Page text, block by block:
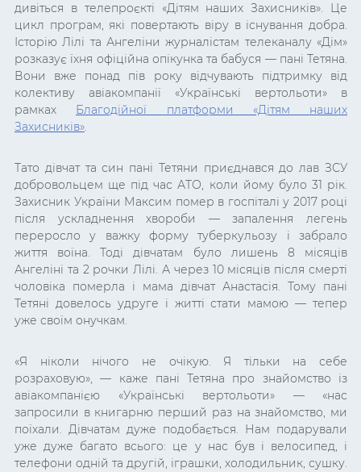
дивіться в телепроєкті «Дітям наших Захисників». Це
цикл програм, які повертають віру в існування добра.
Історію Лілі та Ангеліни журналістам телеканалу «Дім»
розказує їхня офіційна опікунка та бабуся — пані Тетяна.
Вони вже понад пів року відчувають підтримку від
колективу авіакомпанії «Українські вертольоти» в
рамках Благодійної платформи «Дітям наших
Захисників».
Тато дівчат та син пані Тетяни приєднався до лав ЗСУ
добровольцем ще під час АТО, коли йому було 31 рік.
Захисник України Максим помер в госпіталі у 2017 році
після ускладнення хвороби —запалення легень
переросло у важку форму туберкульозу і забрало
життя воїна. Тоді дівчатам було лишень 8 місяців
Ангеліні та 2 рочки Лілі. А через 10 місяців після смерті
чоловіка померла і мама дівчат Анастасія. Тому пані
Тетяні довелось удруге і житті стати мамою— тепер
уже своїм онучкам.
«Я ніколи нічого не очікую. Я тільки на себе
розраховую»,— каже пані Тетяна про знайомство із
авіакомпанією «Українські вертольоти» —«нас
запросили в книгарню перший раз на знайомство, ми
поїхали. Дівчатам дуже подобається. Нам подарували
уже дуже багато всього: це у нас був і велосипед, і
телефони одній та другій, іграшки, холодильник, сушку.